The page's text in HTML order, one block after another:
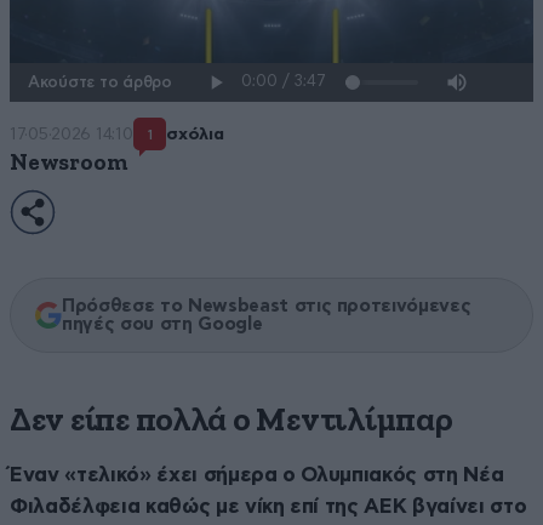
Ακούστε το άρθρο
17·05·2026 14:10 1 σχόλια
Newsroom
Πρόσθεσε το Newsbeast στις προτεινόμενες
πηγές σου στη Google
Δεν είπε πολλά ο Μεντιλίμπαρ
Έναν «τελικό» έχει σήμερα ο Ολυμπιακός στη Νέα
Φιλαδέλφεια καθώς με νίκη επί της ΑΕΚ βγαίνει στο